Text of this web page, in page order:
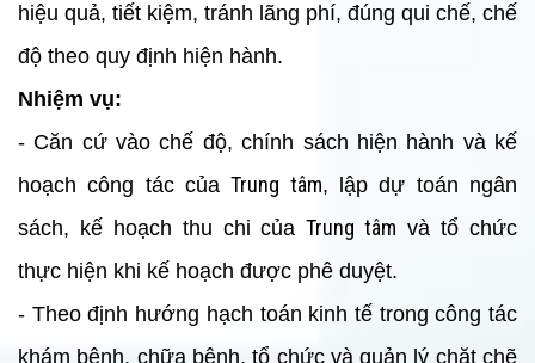
hiệu quả, tiết kiệm, tránh lãng phí, đúng qui chế, chế
độ theo quy định hiện hành.
Nhiệm vụ:
- Căn cứ vào chế độ, chính sách hiện hành và kế
hoạch công tác củaTrung tâm, lập dự toán ngân
sách, kế hoạch thu chi củaTrung tâm và tổ chức
thực hiện khi kế hoạch được phê duyệt.
- Theo định hướng hạch toán kinh tế trong công tác
khám bệnh, chữa bệnh, tổ chức và quản lý chặt chẽ